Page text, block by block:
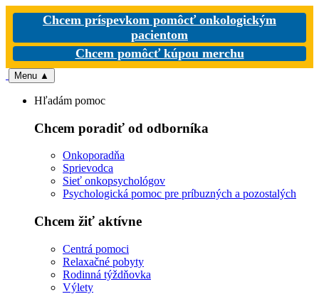
Chcem príspevkom pomôcť onkologickým
pacientom
Chcem pomôcť kúpou merchu
Menu ▲
Hľadám pomoc
Chcem poradiť od odborníka
Onkoporadňa
Sprievodca
Sieť onkopsychológov
Psychologická pomoc pre príbuzných a pozostalých
Chcem žiť aktívne
Centrá pomoci
Relaxačné pobyty
Rodinná týždňovka
Výlety